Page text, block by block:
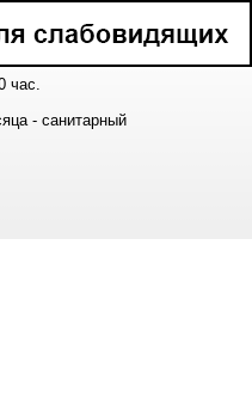
час.
- санитарный